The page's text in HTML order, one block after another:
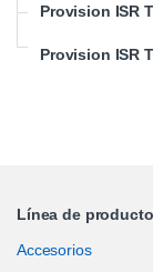
Provision ISR
Provision ISR
Línea de
Accesorios